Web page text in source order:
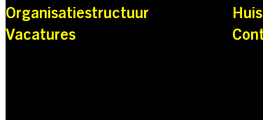
Organisatiestructuur
Vacatures